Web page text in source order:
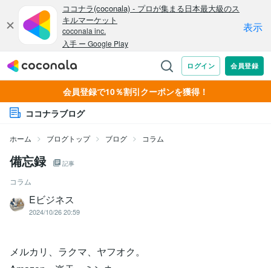
会員登録で10％割引クーポンを獲得！
ココナラブログ
ホーム ブログトップ ブログ コラム
備忘録 記事
コラム
Eビジネス
2024/10/26 20:59
メルカリ、ラクマ、ヤフオク。